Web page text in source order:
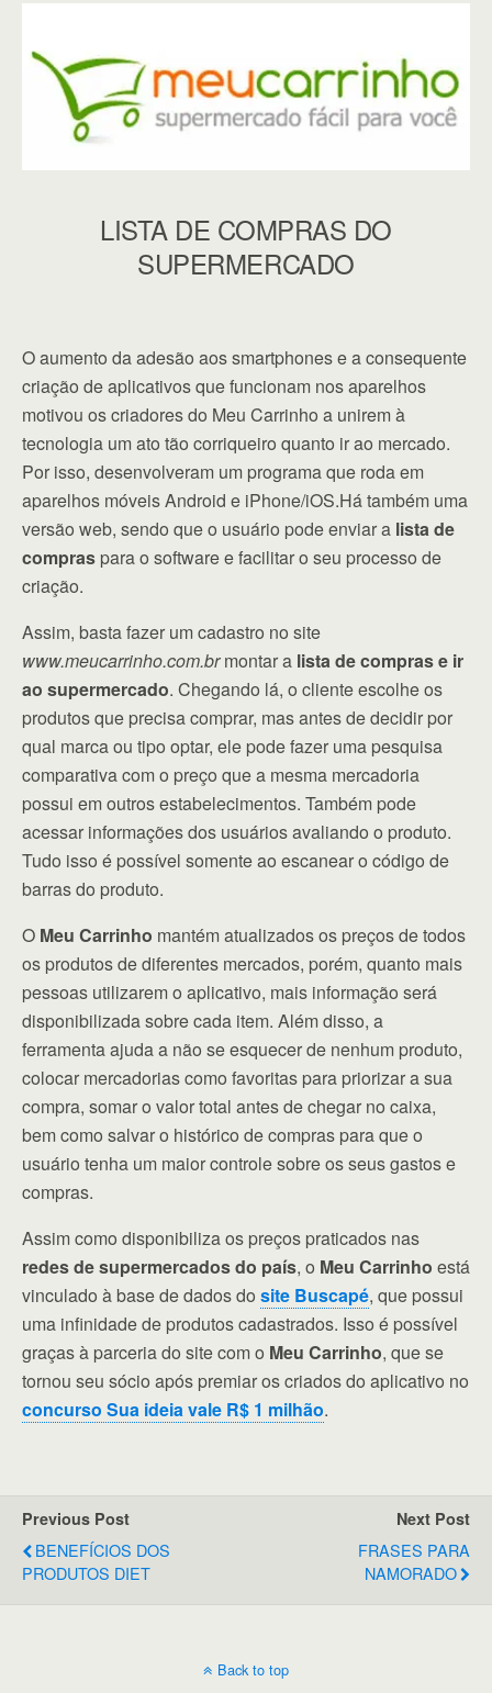
LISTA DE COMPRAS DO
SUPERMERCADO
O aumento da adesão aos smartphones e a consequente
criação de aplicativos que funcionam nos aparelhos
motivou os criadores do Meu Carrinho a unirem à
tecnologia um ato tão corriqueiro quanto ir ao mercado.
Por isso, desenvolveram um programa que roda em
aparelhos móveis Android e iPhone/iOS.Há também uma
versão web, sendo que o usuário pode enviar a lista de
compras para o software e facilitar o seu processo de
criação.
Assim, basta fazer um cadastro no site
www.meucarrinho.com.brmontar a lista de compras e ir
ao supermercado. Chegando lá, o cliente escolhe os
produtos que precisa comprar, mas antes de decidir por
qual marca ou tipo optar, ele pode fazer uma pesquisa
comparativa com o preço que a mesma mercadoria
possui em outros estabelecimentos. Também pode
acessar informações dos usuários avaliando o produto.
Tudo isso é possível somente ao escanear o código de
barras do produto.
O Meu Carrinho mantém atualizados os preços de todos
os produtos de diferentes mercados, porém, quanto mais
pessoas utilizarem o aplicativo, mais informação será
disponibilizada sobre cada item. Além disso, a
ferramenta ajuda a não se esquecer de nenhum produto,
colocar mercadorias como favoritas para priorizar a sua
compra, somar o valor total antes de chegar no caixa,
bem como salvar o histórico de compras para que o
usuário tenha um maior controle sobre os seus gastos e
compras.
Assim como disponibiliza os preços praticados nas
redes de supermercados do país, o Meu Carrinho está
vinculado à base de dados do site Buscapé, que possui
uma infinidade de produtos cadastrados. Isso é possível
graças à parceria do site com o Meu Carrinho, que se
tornou seu sócio após premiar os criados do aplicativo no
concurso Sua ideia vale R$ 1 milhão.
Previous Post
BENEFÍCIOS DOS
PRODUTOS DIET
Next Post
FRASES PARA
NAMORADO
Back to top